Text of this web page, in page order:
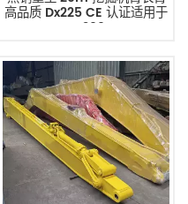
高品质 Dx225 CE 认证适用于
Dx300